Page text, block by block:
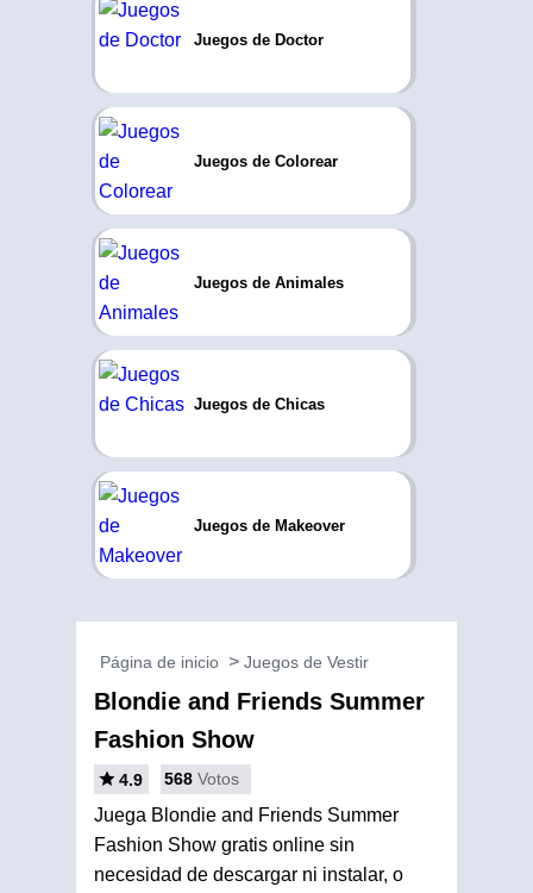
Juegos de Doctor
Juegos de Colorear
Juegos de Animales
Juegos de Chicas
Juegos de Makeover
Página de inicio Juegos de Vestir
Blondie and Friends Summer
Fashion Show
4.9 568 Votos
Juega Blondie and Friends Summer
Fashion Show gratis online sin
necesidad de descargar ni instalar, o